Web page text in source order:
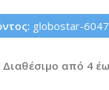
globostar-
Διαθέσιμο από 4